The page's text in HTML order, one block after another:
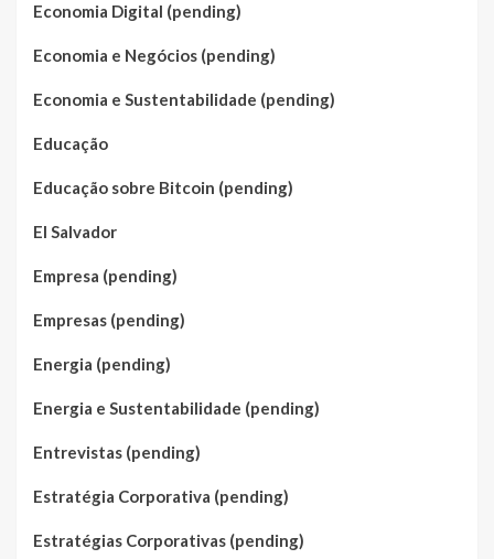
Economia Digital (pending)
Economia e Negócios (pending)
Economia e Sustentabilidade (pending)
Educação
Educação sobre Bitcoin (pending)
El Salvador
Empresa (pending)
Empresas (pending)
Energia (pending)
Energia e Sustentabilidade (pending)
Entrevistas (pending)
Estratégia Corporativa (pending)
Estratégias Corporativas (pending)